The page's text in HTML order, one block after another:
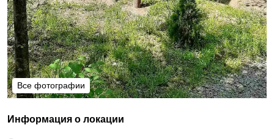
Все фотографии
Все фотографии
Информация о локации